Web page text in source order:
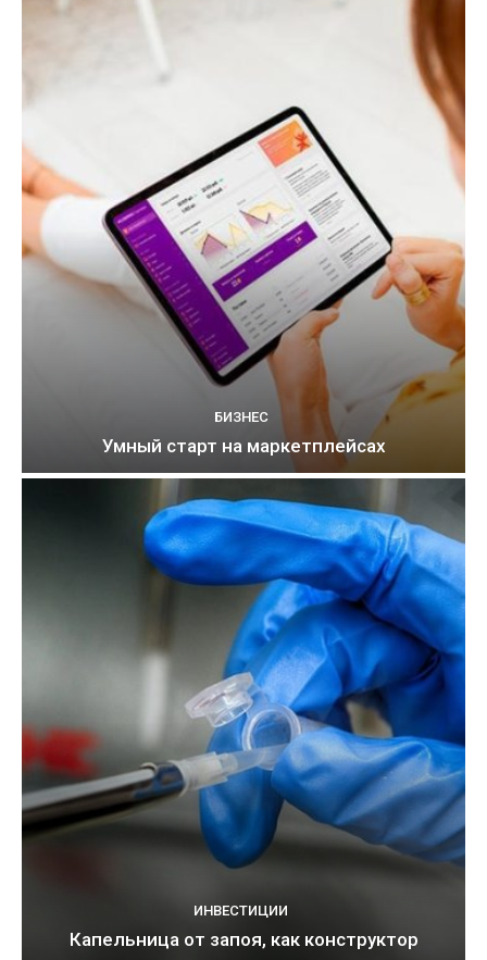
БИЗНЕС
Умный старт на маркетплейсах
ИНВЕСТИЦИИ
Капельница от запоя, как конструктор